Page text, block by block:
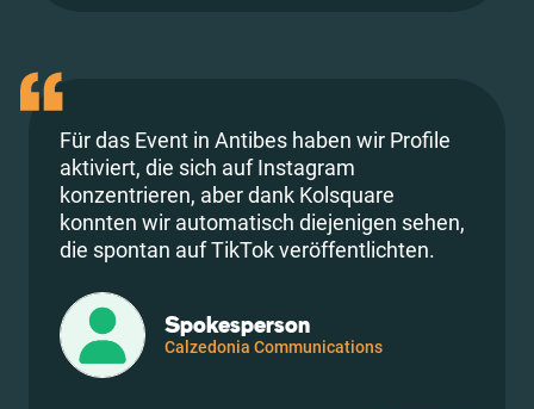
Für das Event in Antibes haben wir Profile
aktiviert, die sich auf Instagram
konzentrieren, aber dank Kolsquare
konnten wir automatisch diejenigen sehen,
die spontan auf TikTok veröffentlichten.
Spokesperson
Calzedonia Communications